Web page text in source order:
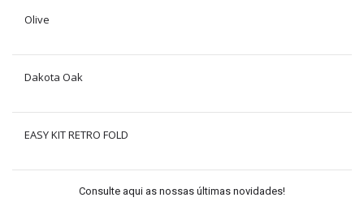
Olive
Dakota Oak
EASY KIT RETRO FOLD
Consulte aqui as nossas últimas novidades!